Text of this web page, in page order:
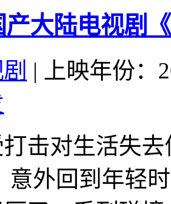
产大陆电视剧
|
上映年份：
对生活失去
意外回到年轻